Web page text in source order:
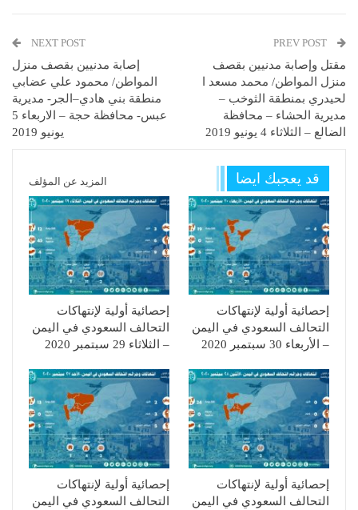
مقتل وإصابة مدنيين بقصف
منزل المواطن/ محمد مسعد ا
لحيدري بمنطقة الثوخب –
مديرية الحشاء – محافظة
الضالع – الثلاثاء 4 يونيو 2019
NEXT POST
إصابة مدنيين بقصف منزل
المواطن/ محمود علي عضابي
منطقة بني هادي–الجر- مديرية
عبس- محافظة حجة – الاربعاء 5
يونيو 2019
قد يعجبك ايضا المزيد عن المؤلف
إحصائية أولية لإنتهاكات
التحالف السعودي في اليمن
– الأربعاء 30 سبتمبر 2020
إحصائية أولية لإنتهاكات
التحالف السعودي في اليمن
– الثلاثاء 29 سبتمبر 2020
إحصائية أولية لإنتهاكات
التحالف السعودي في اليمن
إحصائية أولية لإنتهاكات
التحالف السعودي في اليمن